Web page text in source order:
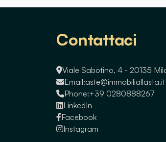
Contattaci
Viale Sabotino, 4 - 20135
Email:aste@immobiliallasta.it
Phone:+39 0280888267
LinkedIn
Facebook
Instagram